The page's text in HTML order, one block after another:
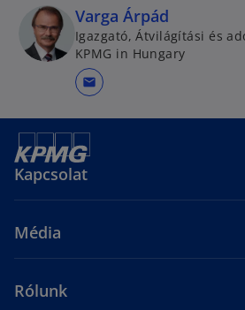
Varga Árpád
Igazgató, Átvilágítási és
KPMG in Hungary
mail
Kapcsolat
Média
Rólunk